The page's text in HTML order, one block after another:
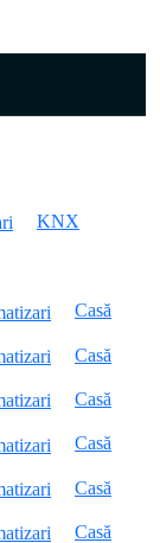
KNX
Casă
Casă
Casă
Casă
Casă
Casă